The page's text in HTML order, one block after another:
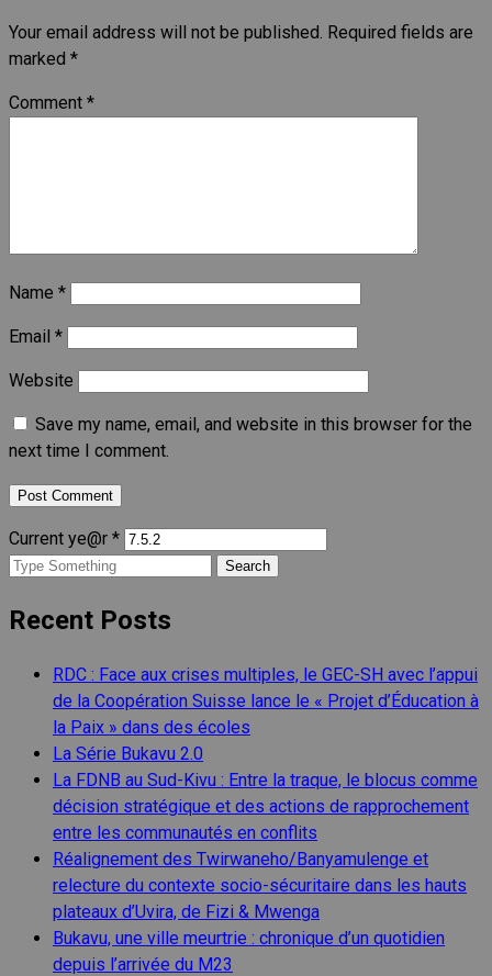
Your email address will not be published. Required fields are
marked *
Comment *
Name *
Email *
Website
Save my name, email, and website in this browser for the
next time I comment.
Current ye@r *
Search
Recent Posts
RDC : Face aux crises multiples, le GEC-SH avec l’appui
de la Coopération Suisse lance le « Projet d’Éducation à
la Paix » dans des écoles
La Série Bukavu 2.0
La FDNB au Sud-Kivu : Entre la traque, le blocus comme
décision stratégique et des actions de rapprochement
entre les communautés en conflits
Réalignement des Twirwaneho/Banyamulenge et
relecture du contexte socio-sécuritaire dans les hauts
plateaux d’Uvira, de Fizi & Mwenga
Bukavu, une ville meurtrie : chronique d’un quotidien
depuis l’arrivée du M23